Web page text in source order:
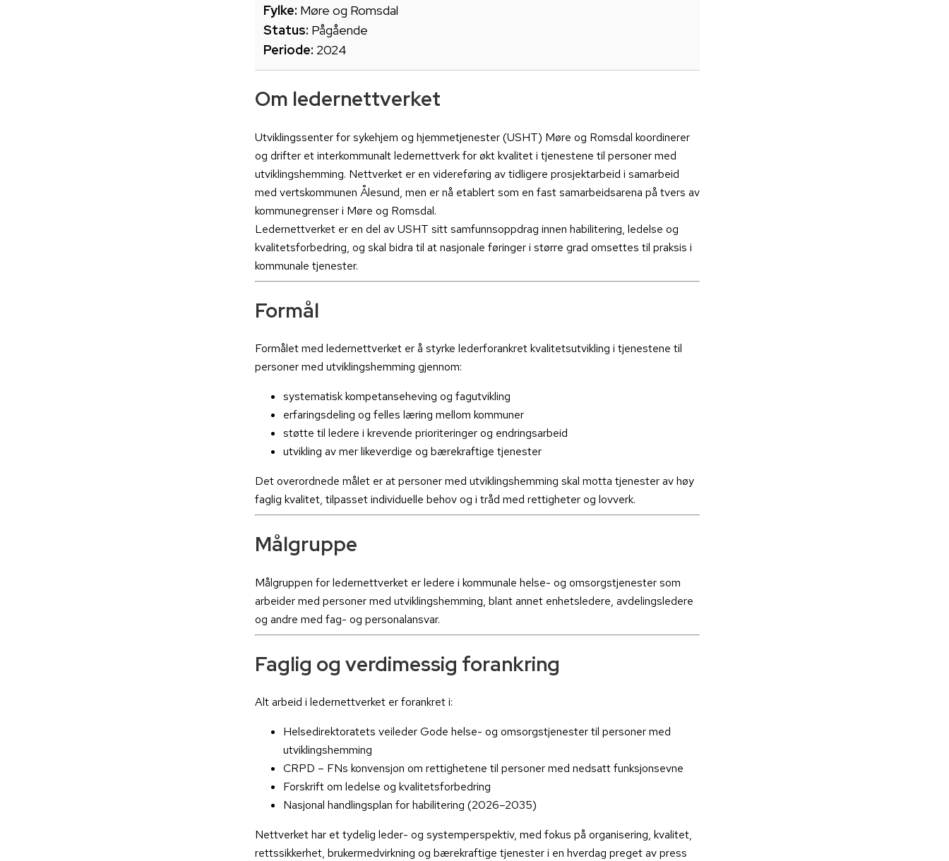
Fylke: Møre og Romsdal
Status: Pågående
Periode: 2024
Om ledernettverket
Utviklingssenter for sykehjem og hjemmetjenester (USHT) Møre og Romsdal koordinerer
og drifter et interkommunalt ledernettverk for økt kvalitet i tjenestene til personer med
utviklingshemming. Nettverket er en videreføring av tidligere prosjektarbeid i samarbeid
med vertskommunen Ålesund, men er nå etablert som en fast samarbeidsarena på tvers av
kommunegrenser i Møre og Romsdal.
Ledernettverket er en del av USHT sitt samfunnsoppdrag innen habilitering, ledelse og
kvalitetsforbedring, og skal bidra til at nasjonale føringer i større grad omsettes til praksis i
kommunale tjenester.
Formål
Formålet med ledernettverket er å styrke lederforankret kvalitetsutvikling i tjenestene til
personer med utviklingshemming gjennom:
systematisk kompetanseheving og fagutvikling
erfaringsdeling og felles læring mellom kommuner
støtte til ledere i krevende prioriteringer og endringsarbeid
utvikling av mer likeverdige og bærekraftige tjenester
Det overordnede målet er at personer med utviklingshemming skal motta tjenester av høy
faglig kvalitet, tilpasset individuelle behov og i tråd med rettigheter og lovverk.
Målgruppe
Målgruppen for ledernettverket er ledere i kommunale helse- og omsorgstjenester som
arbeider med personer med utviklingshemming, blant annet enhetsledere, avdelingsledere
og andre med fag- og personalansvar.
Faglig og verdimessig forankring
Alt arbeid i ledernettverket er forankret i:
Helsedirektoratets veileder Gode helse- og omsorgstjenester til personer med
utviklingshemming
CRPD – FNs konvensjon om rettighetene til personer med nedsatt funksjonsevne
Forskrift om ledelse og kvalitetsforbedring
Nasjonal handlingsplan for habilitering (2026–2035)
Nettverket har et tydelig leder- og systemperspektiv, med fokus på organisering, kvalitet,
rettssikkerhet, brukermedvirkning og bærekraftige tjenester i en hverdag preget av press